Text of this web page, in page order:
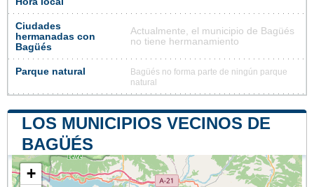
Ciudades
hermanadas con
Bagüés
Actualmente, el municipio de Bagüés
no tiene hermanamiento
Parque natural
Bagüés no forma parte de ningún parque
natural
LOS MUNICIPIOS VECINOS DE
BAGÜÉS
+